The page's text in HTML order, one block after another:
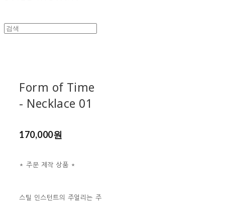
Form of Time
- Necklace 01
170,000원
* 주문 제작 상품 *
스틸 인스턴트의 주얼리는 주